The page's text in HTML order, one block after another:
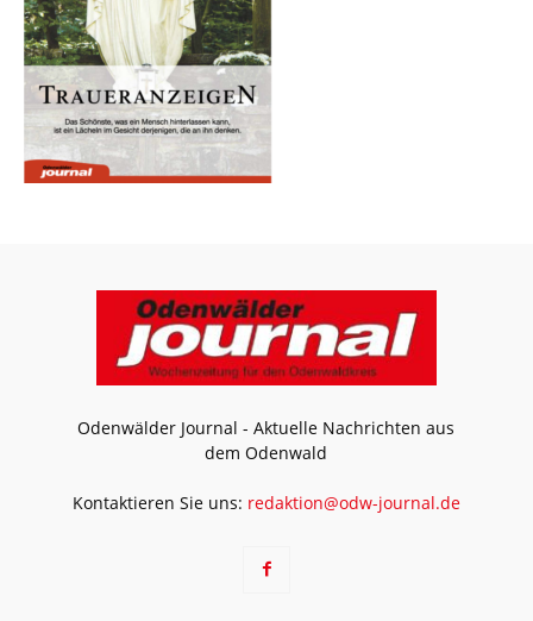
Odenwälder Journal - Aktuelle Nachrichten aus
dem Odenwald
Kontaktieren Sie uns: redaktion@odw-journal.de